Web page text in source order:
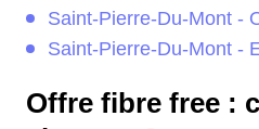
Saint-Pierre-Du-Mont -
Saint-Pierre-Du-Mont -
Offre fibre free :